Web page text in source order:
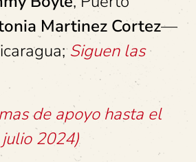
Martinez Cortez—
Siguen las
de apoyo hasta el
2024)